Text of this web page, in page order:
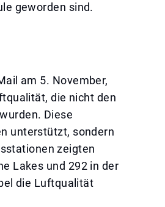
geworden sind.
am 5. November,
die nicht den
Diese
unterstützt, sondern
zeigten
Lakes und 292 in der
die Luftqualität